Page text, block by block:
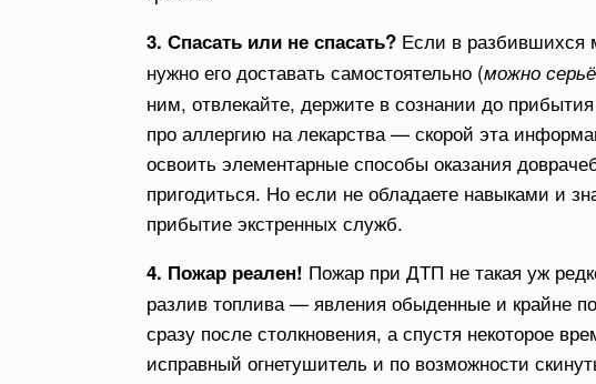
3. Спасать или не спасать? Если в разбившихся
нужно его доставать самостоятельно (можно
ним, отвлекайте, держите в сознании до
про аллергию на лекарства — скорой эта
освоить элементарные способы оказания
пригодиться. Но если не обладаете навыками и
прибытие экстренных служб.
4. Пожар реален! Пожар при ДТП не такая уж
разлив топлива — явления обыденные и крайне
сразу после столкновения, а спустя некоторое
исправный огнетушитель и по возможности